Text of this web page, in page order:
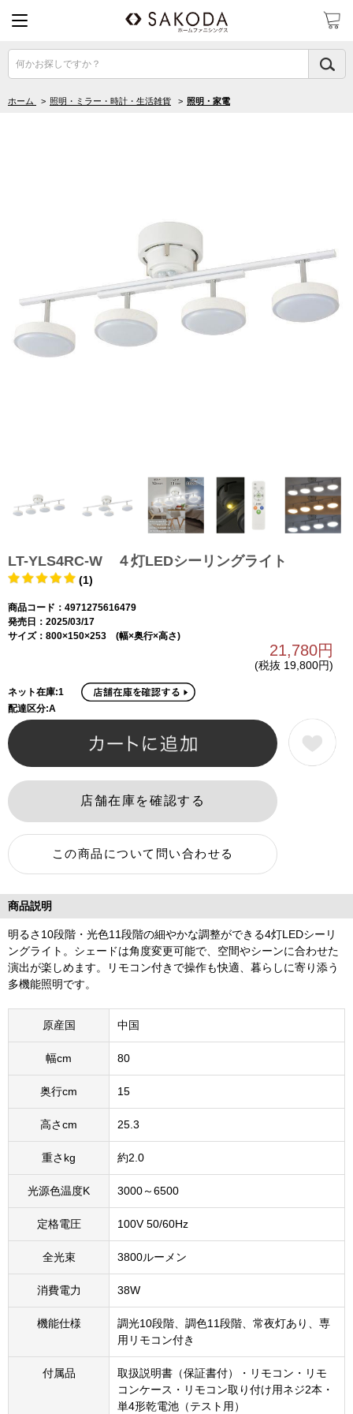
何かお探しですか？
ホーム > 照明・ミラー・時計・生活雑貨 > 照明・家電
LT-YLS4RC-W ４灯LEDシーリングライト
(1)
商品コード：4971275616479
発売日：2025/03/17
サイズ：800×150×253 (幅×奥行×高さ)
21,780円
(税抜 19,800円)
ネット在庫:1
配達区分:A
商品説明
明るさ10段階・光色11段階の細やかな調整ができる4灯LEDシーリ
ングライト。シェードは角度変更可能で、空間やシーンに合わせた
演出が楽しめます。リモコン付きで操作も快適、暮らしに寄り添う
多機能照明です。
原産国 中国
幅cm 80
奥行cm 15
高さcm 25.3
重さkg 約2.0
光源色温度K 3000～6500
定格電圧 100V 50/60Hz
全光束 3800ルーメン
消費電力 38W
機能仕様
調光10段階、調色11段階、常夜灯あり、専
用リモコン付き
付属品
取扱説明書（保証書付）・リモコン・リモ
コンケース・リモコン取り付け用ネジ2本・
単4形乾電池（テスト用）